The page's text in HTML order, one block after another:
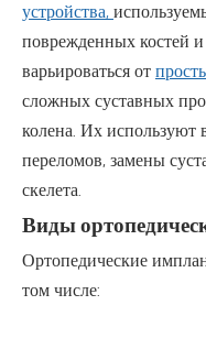
устройства,
поврежденных костей
варьироваться от
сложных суставных
колена. Их используют
переломов, замены
скелета.
Виды
Ортопедические
том числе: